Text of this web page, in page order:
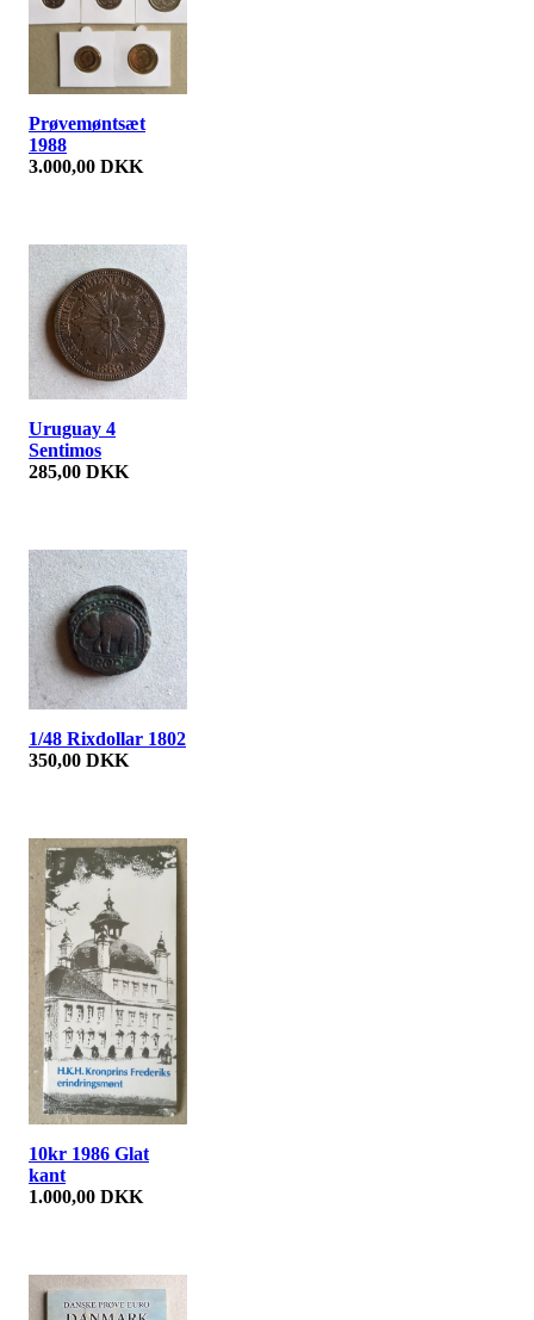
Prøvemøntsæt
1988
3.000,00 DKK
Uruguay 4
Sentimos
285,00 DKK
1/48 Rixdollar 1802
350,00 DKK
10kr 1986 Glat
kant
1.000,00 DKK